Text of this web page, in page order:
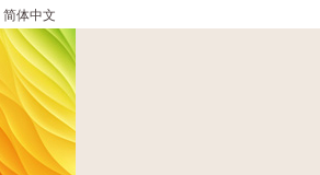
简体中文